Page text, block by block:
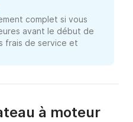
complet si vous
avant le début de
frais de service et
à moteur